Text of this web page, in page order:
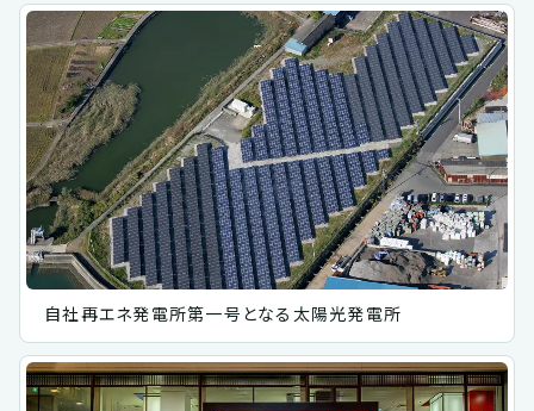
自社再エネ発電所第一号となる太陽光発電所